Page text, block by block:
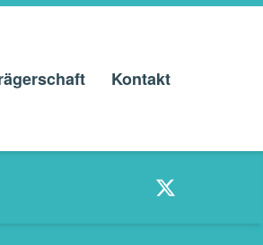
Kontakt
Twitter